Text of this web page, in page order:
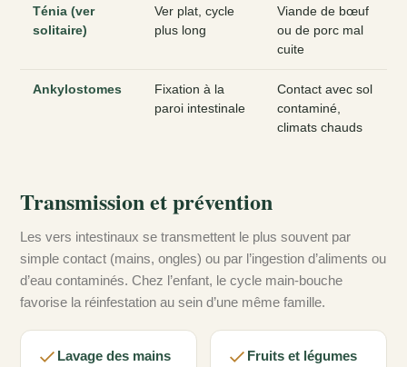
Ténia (ver
solitaire)
Ver plat, cycle
plus long
Viande de bœuf
ou de porc mal
cuite
Ankylostomes
Fixation à la
paroi intestinale
Contact avec sol
contaminé,
climats chauds
Transmission et prévention
Les vers intestinaux se transmettent le plus souvent par
simple contact (mains, ongles) ou par l’ingestion d’aliments ou
d’eau contaminés. Chez l’enfant, le cycle main-bouche
favorise la réinfestation au sein d’une même famille.
Lavage des mains
Fruits et légumes